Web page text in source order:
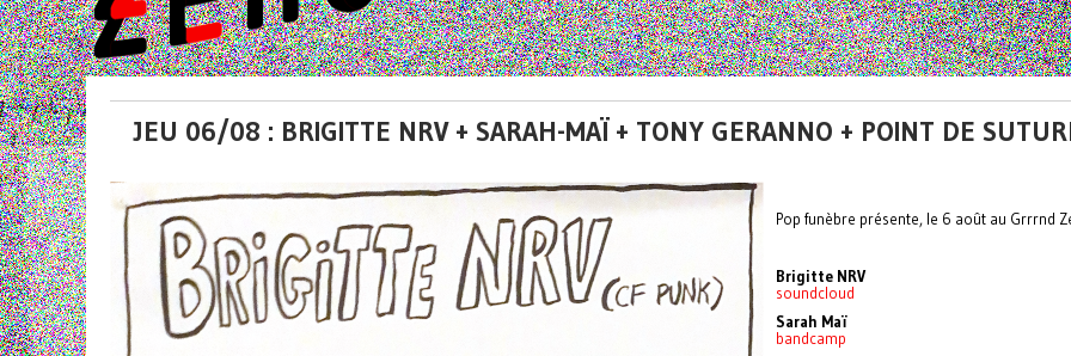
JEU 06/08 : BRIGITTE NRV + SARAH-MAÏ + TONY GERANNO + POINT DE
Pop funèbre présente, le 6 août au Grrrnd
Brigitte NRV
soundcloud
Sarah Maï
bandcamp